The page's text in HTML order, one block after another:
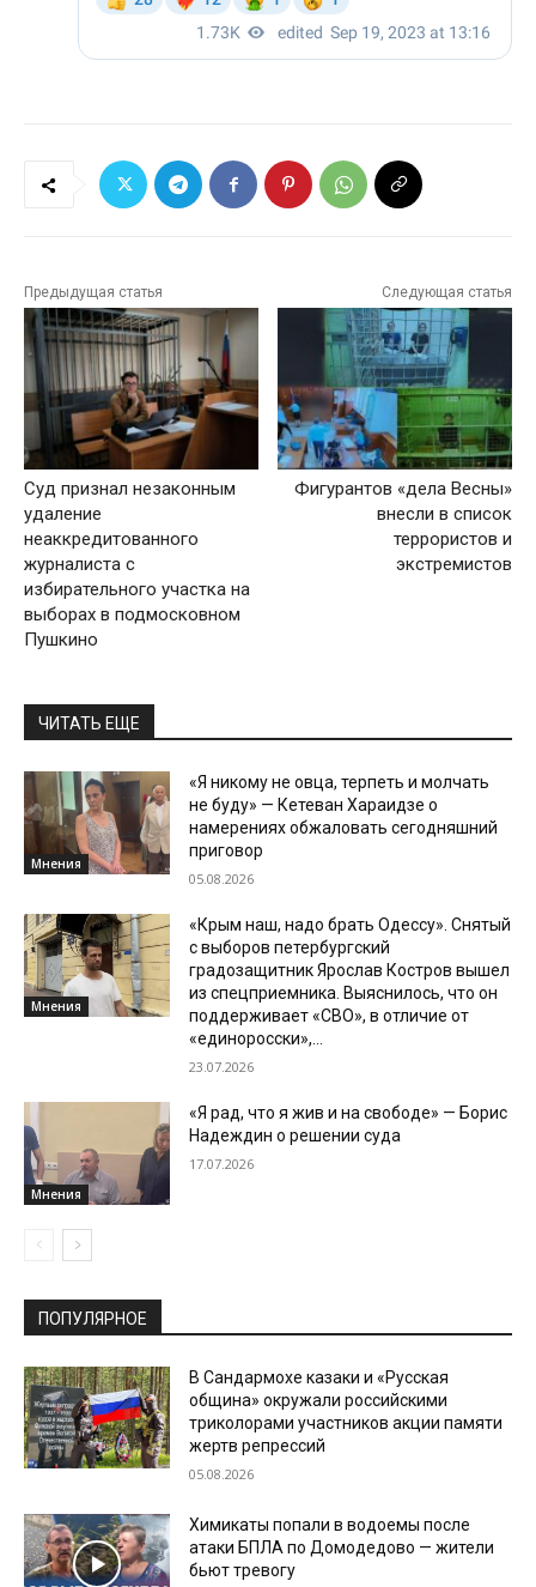
Предыдущая статья
Суд признал незаконным
удаление
неаккредитованного
журналиста с
избирательного участка на
выборах в подмосковном
Пушкино
Следующая статья
Фигурантов «дела Весны»
внесли в список
террористов и
экстремистов
ЧИТАТЬ ЕЩЕ
Мнения
«Я никому не овца, терпеть и молчать
не буду» — Кетеван Хараидзе о
намерениях обжаловать сегодняшний
приговор
05.08.2026
Мнения
«Крым наш, надо брать Одессу». Снятый
с выборов петербургский
градозащитник Ярослав Костров вышел
из спецприемника. Выяснилось, что он
поддерживает «СВО», в отличие от
«единоросски»,...
23.07.2026
Мнения
«Я рад, что я жив и на свободе» — Борис
Надеждин о решении суда
17.07.2026
ПОПУЛЯРНОЕ
В Сандармохе казаки и «Русская
община» окружали российскими
триколорами участников акции памяти
жертв репрессий
05.08.2026
Химикаты попали в водоемы после
атаки БПЛА по Домодедово — жители
бьют тревогу